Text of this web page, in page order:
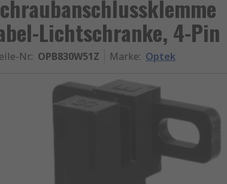
Lichtschranke, 4-Pin
Nr.: OPB830W51Z Marke: Optek